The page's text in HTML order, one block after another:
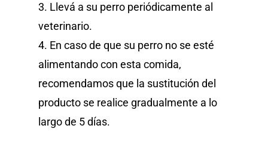
3. Llevá a su perro periódicamente al
veterinario.
4. En caso de que su perro no se esté
alimentando con esta comida,
recomendamos que la sustitución del
producto se realice gradualmente a lo
largo de 5 días.